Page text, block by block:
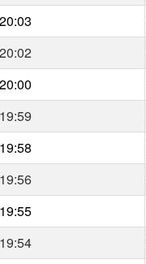
20:03
20:02
20:00
19:59
19:58
19:56
19:55
19:54